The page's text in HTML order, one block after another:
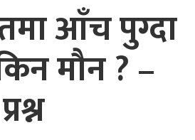
आँच पुग्दा
मौन ? –